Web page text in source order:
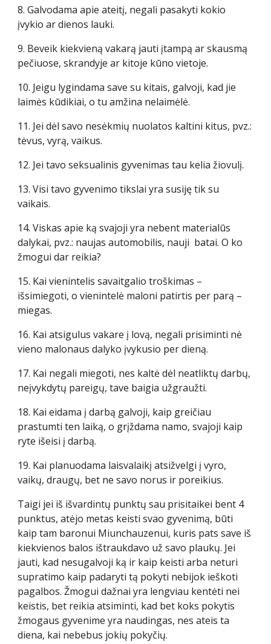
8. Galvodama apie ateitį, negali pasakyti kokio
įvykio ar dienos lauki.
9. Beveik kiekvieną vakarą jauti įtampą ar skausmą
pečiuose, skrandyje ar kitoje kūno vietoje.
10. Jeigu lygindama save su kitais, galvoji, kad jie
laimės kūdikiai, o tu amžina nelaimėlė.
11. Jei dėl savo nesėkmių nuolatos kaltini kitus, pvz.:
tėvus, vyrą, vaikus.
12. Jei tavo seksualinis gyvenimas tau kelia žiovulį.
13. Visi tavo gyvenimo tikslai yra susiję tik su
vaikais.
14. Viskas apie ką svajoji yra nebent materialūs
dalykai, pvz.: naujas automobilis, nauji batai. O ko
žmogui dar reikia?
15. Kai vienintelis savaitgalio troškimas –
išsimiegoti, o vienintelė maloni patirtis per parą –
miegas.
16. Kai atsigulus vakare į lovą, negali prisiminti nė
vieno malonaus dalyko įvykusio per dieną.
17. Kai negali miegoti, nes kaltė dėl neatliktų darbų,
neįvykdytų pareigų, tave baigia užgraužti.
18. Kai eidama į darbą galvoji, kaip greičiau
prastumti ten laiką, o grįždama namo, svajoji kaip
ryte išeisi į darbą.
19. Kai planuodama laisvalaikį atsižvelgi į vyro,
vaikų, draugų, bet ne savo norus ir poreikius.
Taigi jei iš išvardintų punktų sau prisitaikei bent 4
punktus, atėjo metas keisti svao gyvenimą, būti
kaip tam baronui Miunchauzenui, kuris pats save iš
kiekvienos balos ištraukdavo už savo plaukų. Jei
jauti, kad nesugalvoji ką ir kaip keisti arba neturi
supratimo kaip padaryti tą pokyti nebijok ieškoti
pagalbos. Žmogui dažnai yra lengviau kentėti nei
keistis, bet reikia atsiminti, kad bet koks pokytis
žmogaus gyvenime yra naudingas, nes ateis ta
diena, kai nebebus jokių pokyčių.